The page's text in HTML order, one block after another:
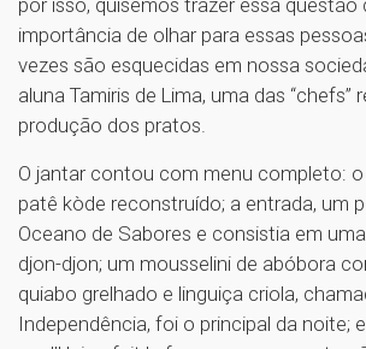
importância de olhar para essas
vezes são esquecidas em nossa
aluna Tamiris de Lima, uma das “chefs”
produção dos pratos.
O jantar contou com menu completo:
patê kòde reconstruído; a entrada, um
Oceano de Sabores e consistia em
djon-djon; um mousselini de abóbora
quiabo grelhado e linguiça criola,
Independência, foi o principal da noite;